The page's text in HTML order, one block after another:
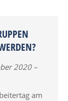
2020 –
am